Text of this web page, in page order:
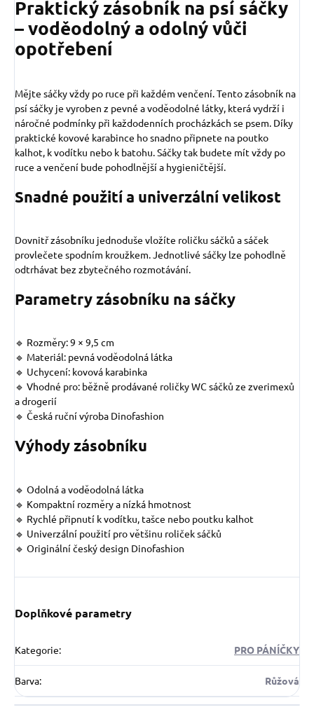
Praktický zásobník na psí sáčky
– voděodolný a odolný vůči
opotřebení
Mějte sáčky vždy po ruce při každém venčení. Tento zásobník na
psí sáčky je vyroben z pevné a voděodolné látky, která vydrží i
náročné podmínky při každodenních procházkách se psem. Díky
praktické kovové karabince ho snadno připnete na poutko
kalhot, k vodítku nebo k batohu. Sáčky tak budete mít vždy po
ruce a venčení bude pohodlnější a hygieničtější.
Snadné použití a univerzální velikost
Dovnitř zásobníku jednoduše vložíte roličku sáčků a sáček
provlečete spodním kroužkem. Jednotlivé sáčky lze pohodlně
odtrhávat bez zbytečného rozmotávání.
Parametry zásobníku na sáčky
🔹 Rozměry: 9 × 9,5 cm
🔹 Materiál: pevná voděodolná látka
🔹 Uchycení: kovová karabinka
🔹 Vhodné pro: běžně prodávané roličky WC sáčků ze zverimexů
a drogerií
🔹 Česká ruční výroba Dinofashion
Výhody zásobníku
🔹 Odolná a voděodolná látka
🔹 Kompaktní rozměry a nízká hmotnost
🔹 Rychlé připnutí k vodítku, tašce nebo poutku kalhot
🔹 Univerzální použití pro většinu roliček sáčků
🔹 Originální český design Dinofashion
Doplňkové parametry
Kategorie: PRO PÁNÍČKY
Barva: Růžová